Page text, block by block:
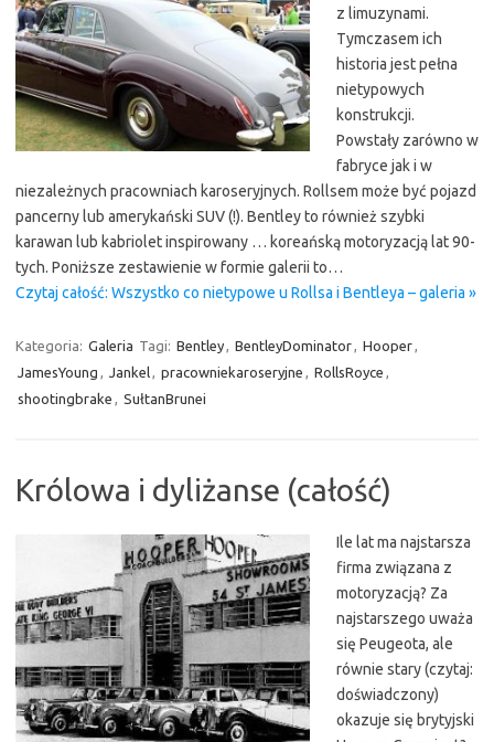
z limuzynami.
Tymczasem ich
historia jest pełna
nietypowych
konstrukcji.
Powstały zarówno w
fabryce jak i w
niezależnych pracowniach karoseryjnych. Rollsem może być pojazd
pancerny lub amerykański SUV (!). Bentley to również szybki
karawan lub kabriolet inspirowany … koreańską motoryzacją lat 90-
tych. Poniższe zestawienie w formie galerii to…
Czytaj całość: Wszystko co nietypowe u Rollsa i Bentleya – galeria »
Kategoria: Galeria Tagi: Bentley, BentleyDominator, Hooper,
JamesYoung , Jankel, pracowniekaroseryjne , RollsRoyce ,
shootingbrake , SułtanBrunei
Królowa i dyliżanse (całość)
Ile lat ma najstarsza
firma związana z
motoryzacją? Za
najstarszego uważa
się Peugeota, ale
równie stary (czytaj:
doświadczony)
okazuje się brytyjski